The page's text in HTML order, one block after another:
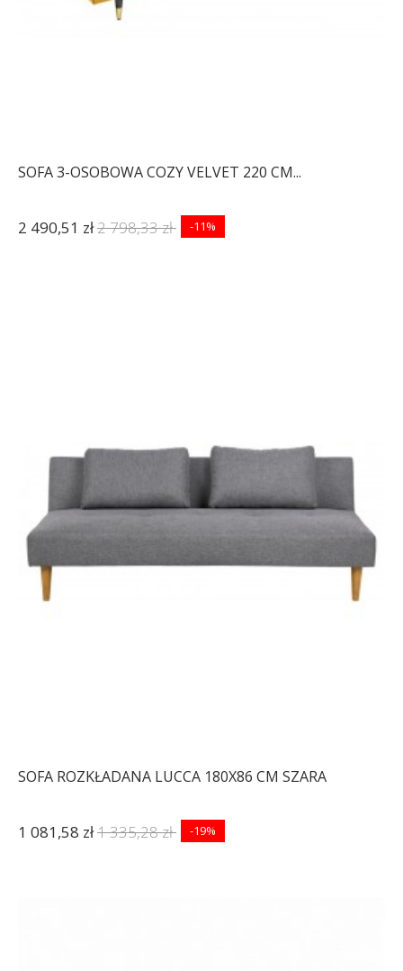
SOFA 3-OSOBOWA COZY VELVET 220 CM...
2 490,51 zł2 798,33 zł -11%
SOFA ROZKŁADANA LUCCA 180X86 CM SZARA
1 081,58 zł1 335,28 zł -19%